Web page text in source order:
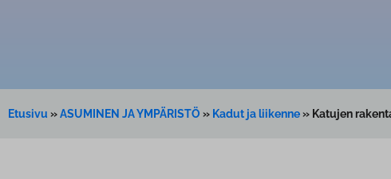
Etusivu »ASUMINEN JA YMPÄRISTÖ » Kadut ja liikenne» Katujen